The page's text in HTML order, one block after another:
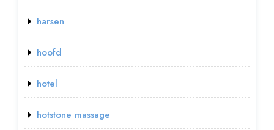
harsen
hoofd
hotel
hotstone massage